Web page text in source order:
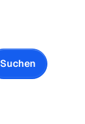
Suchen